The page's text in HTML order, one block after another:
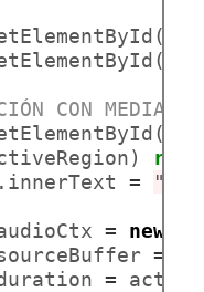
CON
=
= new
=
=